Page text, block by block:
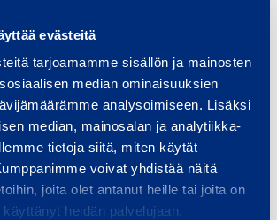
evästeitä
tarjoamamme sisällön ja mainosten
median ominaisuuksien
analysoimiseen. Lisäksi
median, mainosalan ja analytiikka-
tietoja siitä, miten käytät
voivat yhdistää näitä
joita olet antanut heille tai joita on
heidän palvelujaan.
kalustolle on ollut eniten
ja kaupunkiympäristöissä,
tuota pakokaasuja eivätkä
Palsio kertoo.